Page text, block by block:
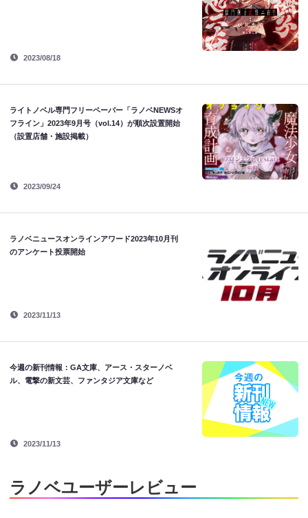
2023/08/18
ライトノベル専門フリーペーパー「ラノベNEWSオ
フライン」2023年9月号（vol.14）が順次設置開始
（設置店舗・施設掲載）
2023/09/24
ラノベニュースオンラインアワード2023年10月刊
のアンケート投票開始
2023/11/13
今週の新刊情報：GA文庫、アース・スターノベ
ル、電撃の新文芸、ファンタジア文庫など
2023/11/13
ラノベユーザーレビュー